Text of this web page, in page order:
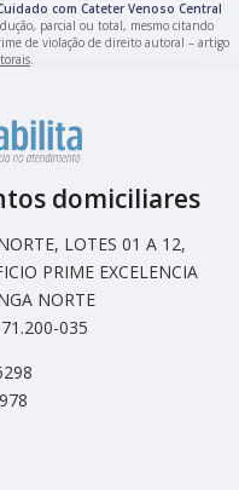
com Cateter Venoso Central
parcial ou total, mesmo citando
de violação de direito autoral – artigo
domiciliares
LOTES 01 A 12,
PRIME EXCELENCIA
NORTE
035